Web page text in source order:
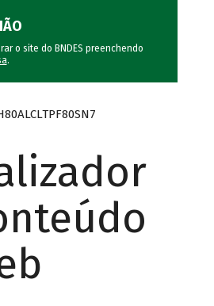
o site do BNDES preenchendo
.